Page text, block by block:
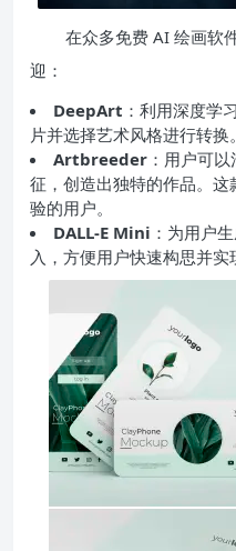
在众多免费 AI 绘画软
迎：
DeepArt ：利用深度学
片并选择艺术风格进行转换
Artbreeder ：用户可
征，创造出独特的作品。
验的用户。
DALL-E Mini ：为用户
入，方便用户快速构思并实